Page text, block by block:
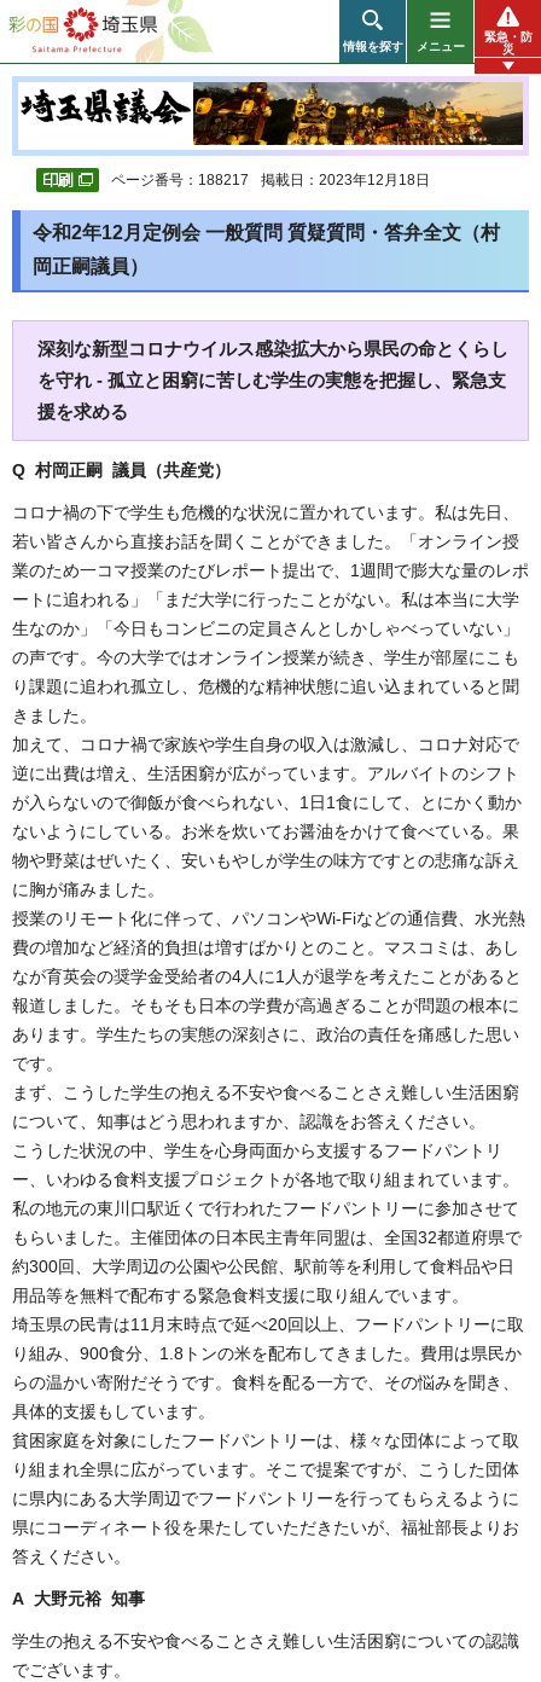
彩の国 埼玉県
情報を探す メニュー
緊急・防
災
ページ番号：188217 掲載日：2023年12月18日
令和2年12月定例会 一般質問 質疑質問・答弁全文（村
岡正嗣議員）
深刻な新型コロナウイルス感染拡大から県民の命とくらし
を守れ - 孤立と困窮に苦しむ学生の実態を把握し、緊急支
援を求める
Q 村岡正嗣 議員（共産党）
コロナ禍の下で学生も危機的な状況に置かれています。私は先日、
若い皆さんから直接お話を聞くことができました。「オンライン授
業のため一コマ授業のたびレポート提出で、1週間で膨大な量のレポ
ートに追われる」「まだ大学に行ったことがない。私は本当に大学
生なのか」「今日もコンビニの定員さんとしかしゃべっていない」
の声です。今の大学ではオンライン授業が続き、学生が部屋にこも
り課題に追われ孤立し、危機的な精神状態に追い込まれていると聞
きました。
加えて、コロナ禍で家族や学生自身の収入は激減し、コロナ対応で
逆に出費は増え、生活困窮が広がっています。アルバイトのシフト
が入らないので御飯が食べられない、1日1食にして、とにかく動か
ないようにしている。お米を炊いてお醤油をかけて食べている。果
物や野菜はぜいたく、安いもやしが学生の味方ですとの悲痛な訴え
に胸が痛みました。
授業のリモート化に伴って、パソコンやWi-Fiなどの通信費、水光熱
費の増加など経済的負担は増すばかりとのこと。マスコミは、あし
なが育英会の奨学金受給者の4人に1人が退学を考えたことがあると
報道しました。そもそも日本の学費が高過ぎることが問題の根本に
あります。学生たちの実態の深刻さに、政治の責任を痛感した思い
です。
まず、こうした学生の抱える不安や食べることさえ難しい生活困窮
について、知事はどう思われますか、認識をお答えください。
こうした状況の中、学生を心身両面から支援するフードパントリ
ー、いわゆる食料支援プロジェクトが各地で取り組まれています。
私の地元の東川口駅近くで行われたフードパントリーに参加させて
もらいました。主催団体の日本民主青年同盟は、全国32都道府県で
約300回、大学周辺の公園や公民館、駅前等を利用して食料品や日
用品等を無料で配布する緊急食料支援に取り組んでいます。
埼玉県の民青は11月末時点で延べ20回以上、フードパントリーに取
り組み、900食分、1.8トンの米を配布してきました。費用は県民か
らの温かい寄附だそうです。食料を配る一方で、その悩みを聞き、
具体的支援もしています。
貧困家庭を対象にしたフードパントリーは、様々な団体によって取
り組まれ全県に広がっています。そこで提案ですが、こうした団体
に県内にある大学周辺でフードパントリーを行ってもらえるように
県にコーディネート役を果たしていただきたいが、福祉部長よりお
答えください。
A 大野元裕 知事
学生の抱える不安や食べることさえ難しい生活困窮についての認識
でございます。